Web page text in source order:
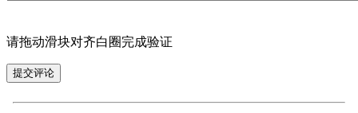
请拖动滑块对齐白圈完成验证